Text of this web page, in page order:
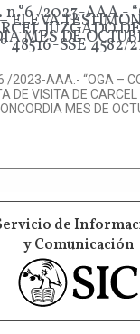
n.°6 /2023-AAA.-
ELEVAJUZGADO
MES DE
48516-SSE 4582/
/2023-AAA.- “OGA –
DE VISITA DE
MES DE
de
y Comunicación